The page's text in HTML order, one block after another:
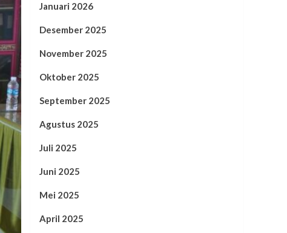
Januari 2026
Desember 2025
November 2025
Oktober 2025
September 2025
Agustus 2025
Juli 2025
Juni 2025
Mei 2025
April 2025